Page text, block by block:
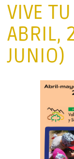
VIVE
ABRIL,
JUNIO)